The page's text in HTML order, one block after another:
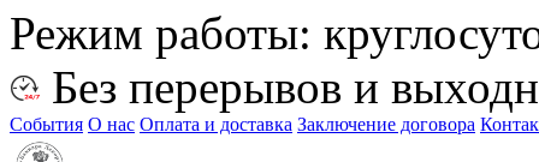
Режим работы:
Без перерывов и
События О нас Оплата и доставка Заключение договора